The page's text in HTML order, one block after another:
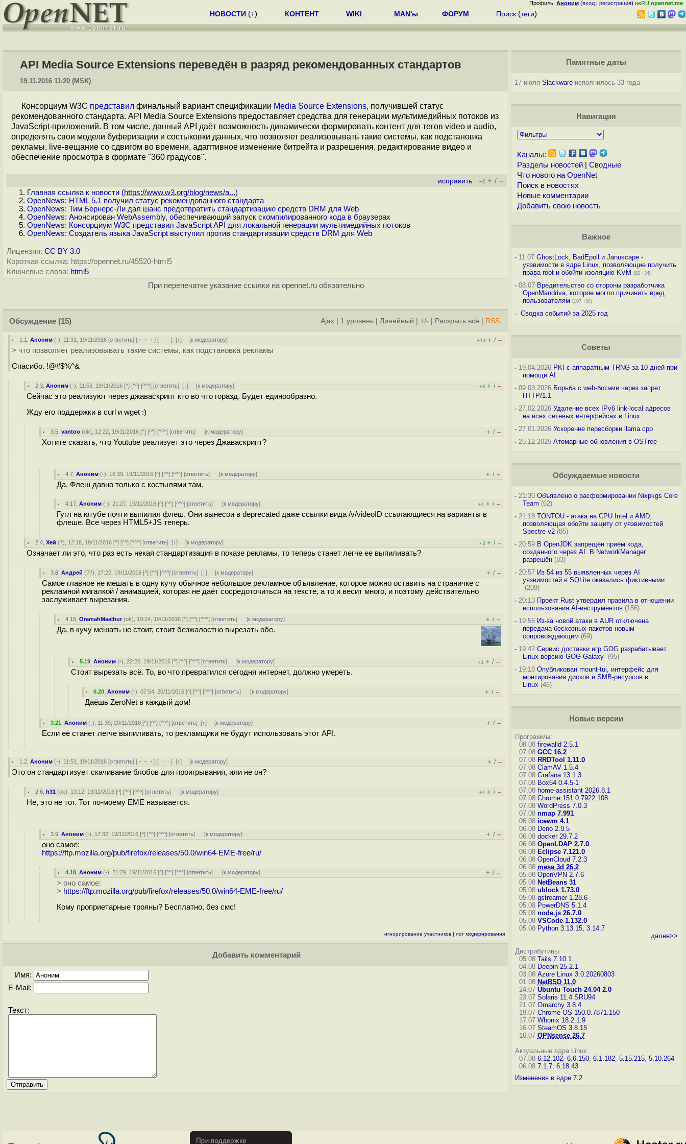
Профиль: Аноним (вход | регистрация) неRU opennet.me
НОВОСТИ (+) КОНТЕНТ WIKI MAN'ы ФОРУМ Поиск (теги)
API Media Source Extensions переведён в разряд рекомендованных стандартов
19.11.2016 11:20 (MSK)
Консорциум W3C представил финальный вариант спецификации Media Source Extensions, получившей статус
рекомендованного стандарта. API Media Source Extensions предоставляет средства для генерации мультимедийных потоков из
JavaScript-приложений. В том числе, данный API даёт возможность динамически формировать контент для тегов video и audio,
определять свои модели буферизации и состыковки данных, что позволяет реализовывать такие системы, как подстановка
рекламы, live-вещание со сдвигом во времени, адаптивное изменение битрейта и разрешения, редактирование видео и
обеспечение просмотра в формате "360 градусов".
исправить –1 + / –
Главная ссылка к новости (https://www.w3.org/blog/news/a...)
OpenNews: HTML 5.1 получил статус рекомендованного стандарта
OpenNews: Тим Бернерс-Ли дал шанс предотвратить стандартизацию средств DRM для Web
OpenNews: Анонсирован WebAssembly, обеспечивающий запуск скомпилированного кода в браузерах
OpenNews: Консорциум W3C представил JavaScript API для локальной генерации мультимедийных потоков
OpenNews: Создатель языка JavaScript выступил против стандартизации средств DRM для Web
Лицензия: CC BY 3.0
Короткая ссылка: https://opennet.ru/45520-html5
Ключевые слова: html5
При перепечатке указание ссылки на opennet.ru обязательно
Обсуждение (15) Ajax 1 уровень Линейный +/- Раскрыть всё RSS
1.1 ,Аноним (-), 11:31, 19/11/2016 [ответить] [ ﹢﹢﹢] [ · · ·][↓] [к модератору] +13 + / –
> что позволяет реализовывать такие системы, как подстановка рекламы
Спасибо. !@#$%^&
2.3 ,Аноним (-), 11:53, 19/11/2016 [^] [^^] [^^^] [ответить][↓] [к модератору] +3 + / –
Сейчас это реализуют через джаваскрипт кто во что горазд. Будет единообразно.
Жду его поддержки в curl и wget :)
3.5 ,vantoo (ok), 12:22, 19/11/2016 [^] [^^] [^^^] [ответить] [к модератору] + / –
Хотите сказать, что Youtube реализует это через Джаваскрипт?
4.7 ,Аноним (-), 16:39, 19/11/2016 [^] [^^] [^^^] [ответить] [к модератору] + / –
Да. Флеш давно только с костылями там.
4.17 ,Аноним (-), 21:27, 19/11/2016 [^] [^^] [^^^] [ответить] [к модератору] +1 + / –
Гугл на ютубе почти выпилил флеш. Они вынесои в deprecated даже ссылки вида /v/videoID ссылающиеся на варианты в
флеше. Все через HTML5+JS теперь.
2.4 ,Хей (?), 12:18, 19/11/2016 [^] [^^] [^^^] [ответить][↑] [к модератору] +3 + / –
Означает ли это, что раз есть некая стандартизация в показе рекламы, то теперь станет легче ее выпиливать?
3.8 ,Андрей (??), 17:22, 19/11/2016 [^] [^^] [^^^] [ответить][↓] [к модератору] + / –
Самое главное не мешать в одну кучу обычное небольшое рекламное объявление, которое можно оставить на страничке с
рекламной мигалкой / анимацией, которая не даёт сосредоточиться на тексте, а то и весит много, и поэтому действительно
заслуживает вырезания.
4.15 ,OramahMaalhur(ok), 19:24, 19/11/2016 [^] [^^] [^^^] [ответить] [к модератору] + / –
Да, в кучу мешать не стоит, стоит безжалостно вырезать обе.
5.19 ,Аноним (-), 22:20, 19/11/2016 [^] [^^] [^^^] [ответить] [к модератору] +1 + / –
Стоит вырезать всё. То, во что превратился сегодня интернет, должно умереть.
6.20 ,Аноним (-), 07:54, 20/11/2016 [^] [^^] [^^^] [ответить] [к модератору] + / –
Даёшь ZeroNet в каждый дом!
3.21 ,Аноним (-), 11:39, 20/11/2016 [^] [^^] [^^^] [ответить][↑] [к модератору] + / –
Если её станет легче выпиливать, то рекламщики не будут использовать этот API.
1.2 ,Аноним (-), 11:51, 19/11/2016 [ответить] [ ﹢﹢﹢] [ · · ·][↑] [к модератору] + / –
Это он стандартизует скачивание блобов для проигрывания, или не он?
2.6 ,h31 (ok), 13:12, 19/11/2016 [^] [^^] [^^^] [ответить] [к модератору] +1 + / –
Не, это не тот. Тот по-моему EME называется.
3.9 ,Аноним (-), 17:32, 19/11/2016 [^] [^^] [^^^] [ответить] [к модератору] + / –
оно самое:
https://ftp.mozilla.org/pub/firefox/releases/50.0/win64-EME-free/ru/
4.18 ,Аноним (-), 21:29, 19/11/2016 [^] [^^] [^^^] [ответить] [к модератору] + / –
> оно самое:
> https://ftp.mozilla.org/pub/firefox/releases/50.0/win64-EME-free/ru/
Кому проприетарные трояны? Бесплатно, без смс!
игнорирование участников | лог модерирования
Добавить комментарий
Имя:
E-Mail:
Текст:
Памятные даты
17 июля Slackwareисполнилось 33 года
Навигация
Каналы:
Разделы новостей| Сводные
Что нового на OpenNet
Поиск в новостях
Новые комментарии
Добавить свою новость
Важное
-11.07 GhostLock, BadEpoll и Januscape -
уязвимости в ядре Linux, позволяющие получить
права root и обойти изоляцию KVM (82 +34)
-08.07 Вредительство со стороны разработчика
OpenMandriva, которое могло причинить вред
пользователям (107 +34)
- Сводка событий за 2025 год
Советы
-19.04.2026 PKI с аппаратным TRNG за 10 дней при
помощи AI
-09.03.2026 Борьба с web-ботами через запрет
HTTP/1.1
-27.02.2026 Удаление всех IPv6 link-local адресов
на всех сетевых интерфейсах в Linux
-27.01.2026 Ускорение пересборки llama.cpp
-25.12.2025 Атомарные обновления в OSTree
Обсуждаемые новости
-21:30 Объявлено о расформировании Nixpkgs Core
Team (62)
-21:18 TONTOU - атака на CPU Intel и AMD,
позволяющая обойти защиту от уязвимостей
Spectre v2(85)
-20:59 В OpenJDK запрещён приём кода,
созданного через AI. В NetworkManager
разрешён(83)
-20:57 Из 54 из 55 выявленных через AI
уязвимостей в SQLite оказались фиктивными
(209)
-20:13 Проект Rust утвердил правила в отношении
использования AI-инструментов(156)
-19:56 Из-за новой атаки в AUR отключена
передача бесхозных пакетов новым
сопровождающим (69)
-19:42 Сервис доставки игр GOG разрабатывает
Linux-версию GOG Galaxy (95)
-19:18 Опубликован mount-tui, интерфейс для
монтирования дисков и SMB-ресурсов в
Linux (46)
Новые версии
Программы:
08.08 firewalld 2.5.1
07.08 GCC 16.2
07.08 RRDTool 1.11.0
07.08 ClamAV 1.5.4
07.08 Grafana 13.1.3
07.08 Box64 0.4.5-1
07.08 home-assistant 2026.8.1
07.08 Chrome 151.0.7922.108
07.08 WordPress 7.0.3
07.08 nmap 7.991
06.08 icewm 4.1
06.08 Deno 2.9.5
06.08 docker 29.7.2
06.08 OpenLDAP 2.7.0
06.08 Eclipse 7.121.0
06.08 OpenCloud 7.2.3
06.08 mesa 3d 26.2
05.08 OpenVPN 2.7.6
05.08 NetBeans 31
05.08 ublock 1.73.0
05.08 gstreamer 1.28.6
05.08 PowerDNS 5.1.4
05.08 node.js 26.7.0
05.08 VSCode 1.132.0
05.08 Python 3.13.15, 3.14.7
далее>>
Дистрибутивы:
05.08 Tails 7.10.1
04.08 Deepin 25.2.1
03.08 Azure Linux 3.0.20260803
01.08 NetBSD 11.0
24.07 Ubuntu Touch 24.04 2.0
23.07 Solaris 11.4 SRU94
21.07 Omarchy 3.8.4
19.07 Chrome OS 150.0.7871.150
17.07 Whonix 18.2.1.9
16.07 SteamOS 3.8.15
16.07 OPNsense 26.7
Актуальные ядра Linux:
07.08 6.12.102, 6.6.150, 6.1.182, 5.15.215, 5.10.264
06.08 7.1.7, 6.18.43
Изменения в ядре 7.2